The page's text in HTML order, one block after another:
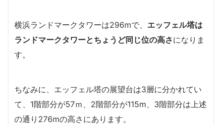
横浜ランドマークタワーは296mで、 エッフェル塔は
ランドマークタワーとちょうど同じ位の高さになりま
す。
ちなみに、エッフェル塔の展望台は3層に分かれてい
て、1階部分が57ｍ、2階部分が115m、3階部分は上述
の通り276mの高さにあります。